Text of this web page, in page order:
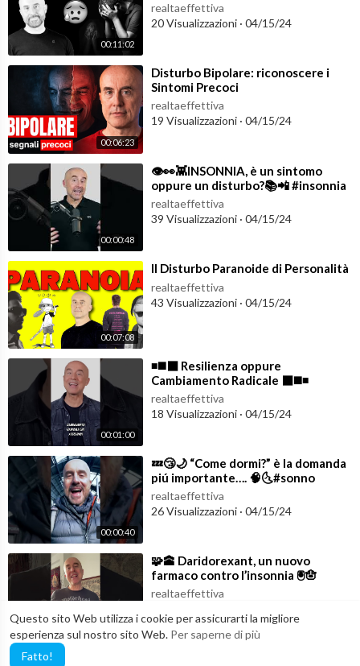
Questo sito Web utilizza i cookie per assicurarti la migliore
esperienza sul nostro sito Web. Per saperne di più
Fatto!
00:11:02
realtaeffettiva
20 Visualizzazioni · 04/15/24
00:06:23
⁣Disturbo Bipolare: riconoscere i
Sintomi Precoci
realtaeffettiva
19 Visualizzazioni · 04/15/24
00:00:48
⁣👁️👀👾INSONNIA, è un sintomo
oppure un disturbo?📚📲 #insonnia
#sonno
realtaeffettiva
39 Visualizzazioni · 04/15/24
00:07:08
⁣Il Disturbo Paranoide di Personalità
realtaeffettiva
43 Visualizzazioni · 04/15/24
00:01:00
⁣◾️◼️⬛️ Resilienza oppure
Cambiamento Radicale ⬛️◼️◾️
#lifestylemedicine
realtaeffettiva
18 Visualizzazioni · 04/15/24
00:00:40
⁣💤😴🌙 “Come dormi?” è la domanda
piú importante…. 🧠🌜#sonno
#insonnia
realtaeffettiva
26 Visualizzazioni · 04/15/24
00:00:45
⁣🧩🕋 Daridorexant, un nuovo
farmaco contro l’insonnia 🖲️🪬
#shorts
realtaeffettiva